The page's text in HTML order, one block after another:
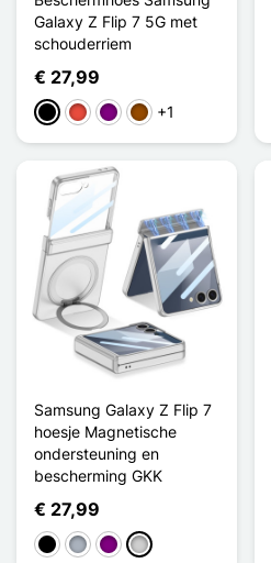
Galaxy Z Flip 7 5G met
schouderriem
€ 27,99
ZwartRoodPurperBruin+1
Samsung Galaxy Z Flip 7
hoesje Magnetische
ondersteuning en
bescherming GKK
€ 27,99
ZwartGrijsPurper
Zilver